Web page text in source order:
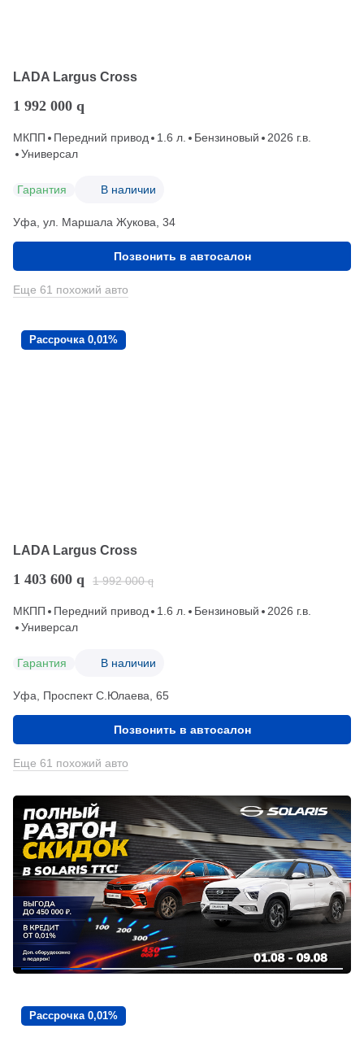
LADA Largus Cross
1 992 000 q
МКПП Передний привод 1.6 л. Бензиновый
2026 г.в.
Универсал
Гарантия В наличии
Уфа, ул. Маршала Жукова, 34
Позвонить в автосалон
Еще 61 похожий авто
Рассрочка 0,01%
LADA Largus Cross
1 403 600 q 1 992 000 q
МКПП Передний привод 1.6 л. Бензиновый
2026 г.в.
Универсал
Гарантия В наличии
Уфа, Проспект С.Юлаева, 65
Позвонить в автосалон
Еще 61 похожий авто
Рассрочка 0,01%